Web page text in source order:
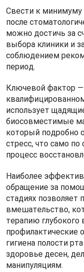
Свести к
после
можно достичь за
выбора клиники и
соблюдением
период.
Ключевой фактор
использует
биосовместимые
который подробно
стресс, что само
процесс
Наиболее
обращение за
стадиях позволяет
вмешательство,
терапию глубокого
профилактические
гигиена полости
здоровье десен,
манипуляциям.